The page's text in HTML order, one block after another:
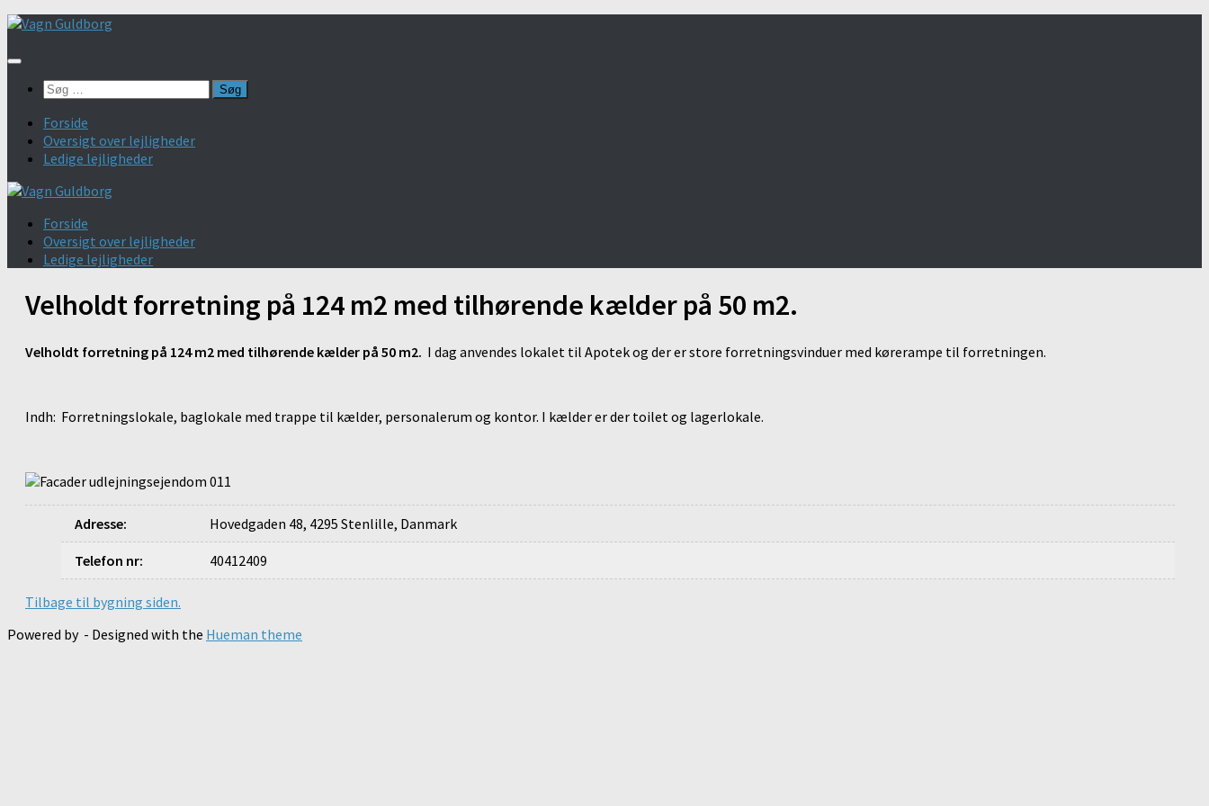
Skip
content
Søg
Forside
Oversigt over lejligheder
Ledige lejligheder
Forside
Oversigt over lejligheder
Ledige lejligheder
Velholdt forretning på 124 m2 med tilhørende kælder på 50 m2.
Velholdt forretning på 124 m2 med tilhørende kælder på 50 m2. I dag anvendes lokalet til Apotek og der er store forretningsvinduer med kørerampe til forretningen.
Indh: Forretningslokale, baglokale med trappe til kælder, personalerum og kontor. I kælder er der toilet og lagerlokale.
Adresse: Hovedgaden 48, 4295 Stenlille, Danmark
Telefon nr: 40412409
Tilbage til bygning siden.
Powered by - Designed with the Hueman theme